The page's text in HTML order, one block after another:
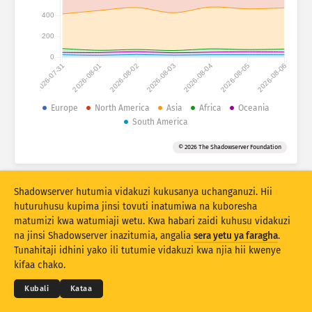
Takwimu shambulizi: Vifaa
Seti ya data
Kikomo
Zinazoingiliana
Sasisha Weka upya
Pakua kama PNG
2026-07-31 2026-08-01 2026-08-02 2026-08-03 2026-08-04 2026-08-05 2026-08-06
0
200
400
Europe North America Asia Africa
Oceania
South America
© 2026 The Shadowserver Foundation
© 2026THE SHADOWSERVER FOUNDATION
Faragha na Masharti
Wasiliana Nasi Waliotunga
Shadowserver hutumia vidakuzi kukusanya uchanganuzi. Hii
huturuhusu kupima jinsi tovuti inatumiwa na kuboresha
matumizi kwa watumiaji wetu. Kwa habari zaidi kuhusu vidakuzi
na jinsi Shadowserver inazitumia, angalia sera yetu ya faragha.
Tunahitaji idhini yako ili tutumie vidakuzi kwa njia hii kwenye
kifaa chako.
Kubali Kataa